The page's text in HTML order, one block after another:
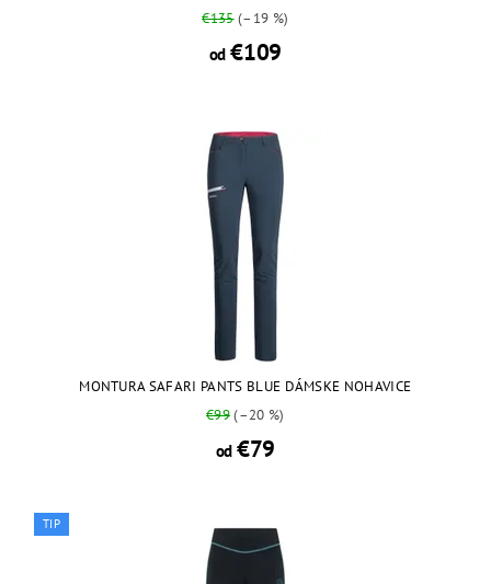
€135(–19 %)
od€109
MONTURA SAFARI PANTS BLUE DÁMSKE NOHAVICE
€99(–20 %)
od€79
TIP